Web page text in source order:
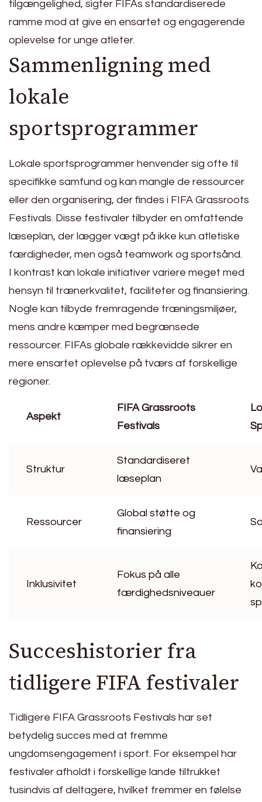
tilgængelighed, sigter FIFAs standardiserede
ramme mod at give en ensartet og engagerende
oplevelse for unge atleter.
Sammenligning med
lokale
sportsprogrammer
Lokale sportsprogrammer henvender sig ofte til
specifikke samfund og kan mangle de ressourcer
eller den organisering, der findes i FIFA Grassroots
Festivals. Disse festivaler tilbyder en omfattende
læseplan, der lægger vægt på ikke kun atletiske
færdigheder, men også teamwork og sportsånd.
I kontrast kan lokale initiativer variere meget med
hensyn til trænerkvalitet, faciliteter og finansiering.
Nogle kan tilbyde fremragende træningsmiljøer,
mens andre kæmper med begrænsede
ressourcer. FIFAs globale rækkevidde sikrer en
mere ensartet oplevelse på tværs af forskellige
regioner.
Aspekt
FIFA Grassroots
Festivals
Struktur
Standardiseret
læseplan
Ressourcer
Global støtte og
finansiering
Inklusivitet
Fokus på alle
færdighedsniveauer
Succeshistorier fra
tidligere FIFA festivaler
Tidligere FIFA Grassroots Festivals har set
betydelig succes med at fremme
ungdomsengagement i sport. For eksempel har
festivaler afholdt i forskellige lande tiltrukket
tusindvis af deltagere, hvilket fremmer en følelse